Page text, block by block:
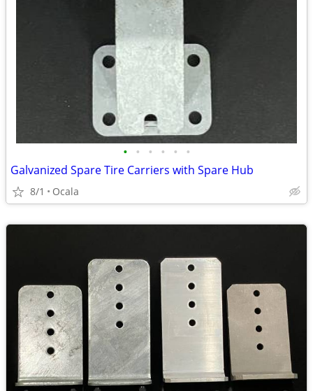
• • • • • •
Galvanized Spare Tire Carriers with Spare Hub
8/1 Ocala